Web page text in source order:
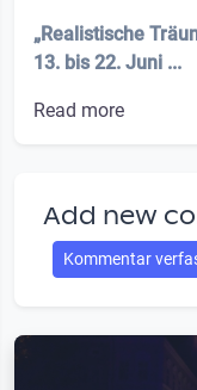
„Realistische
13. bis 22. Juni ...
Read more
Add new
Kommentar